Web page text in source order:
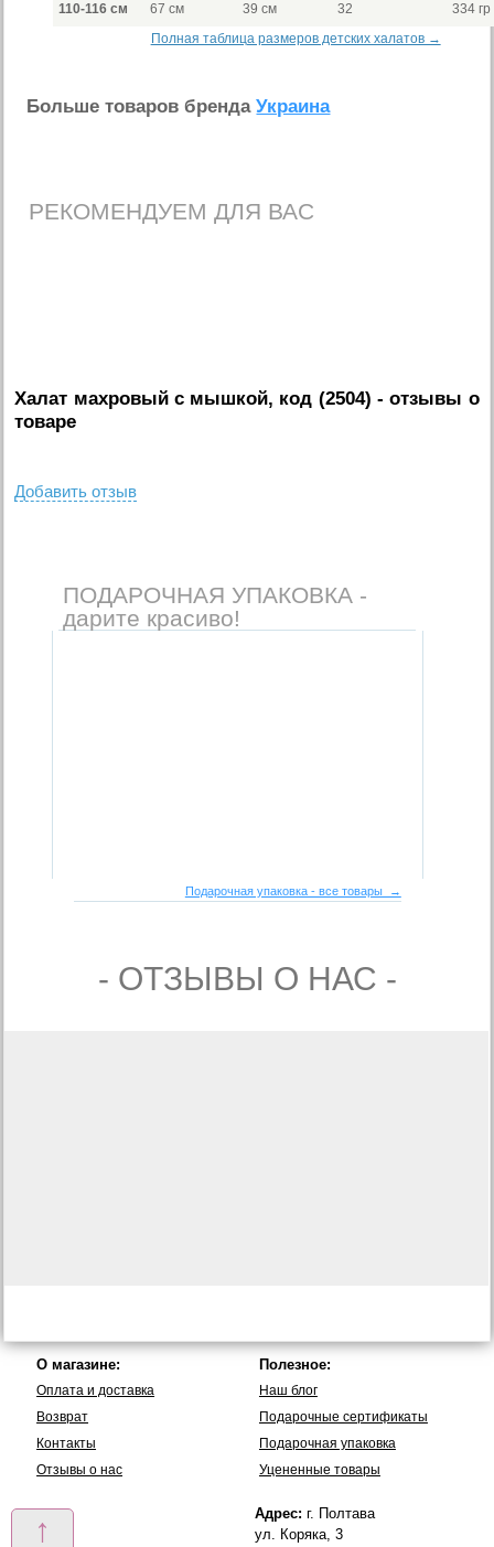
110-116 см 67 см 39 см 32
334 гр
Полная таблица размеров детских халатов →
Больше товаров брендаУкраина
РЕКОМЕНДУЕМ ДЛЯ ВАС
Халат махровый с мышкой, код (2504) - отзывы о
товаре
Добавить отзыв
ПОДАРОЧНАЯ УПАКОВКА -
дарите красиво!
Подарочная упаковка - все товары →
- ОТЗЫВЫ О НАС -
↑
О магазине:
Оплата и доставка
Возврат
Контакты
Отзывы о нас
Полезное:
Наш блог
Подарочные сертификаты
Подарочная упаковка
Уцененные товары
Адрес: г. Полтава
ул. Коряка, 3